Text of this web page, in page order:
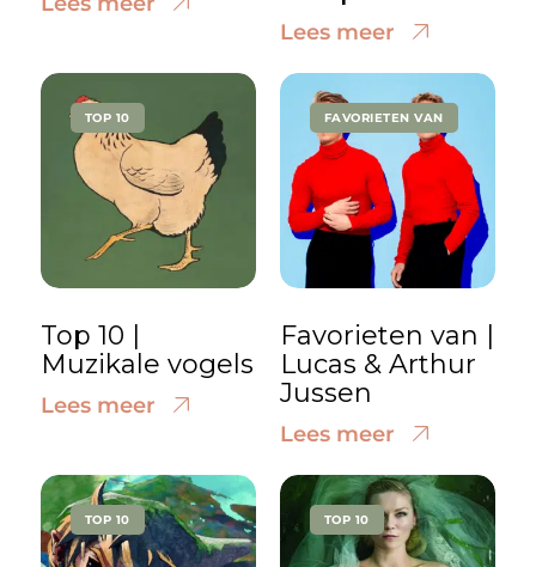
Lees meer
TOP 10
Top 10 |
Muzikale vogels
Lees meer
FAVORIETEN VAN
Favorieten van |
Lucas & Arthur
Jussen
Lees meer
TOP 10 TOP 10